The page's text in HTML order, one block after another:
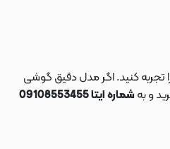
تجربه کنید. اگر مدل دقیق گوشی
و به شماره ایتا 09108553455